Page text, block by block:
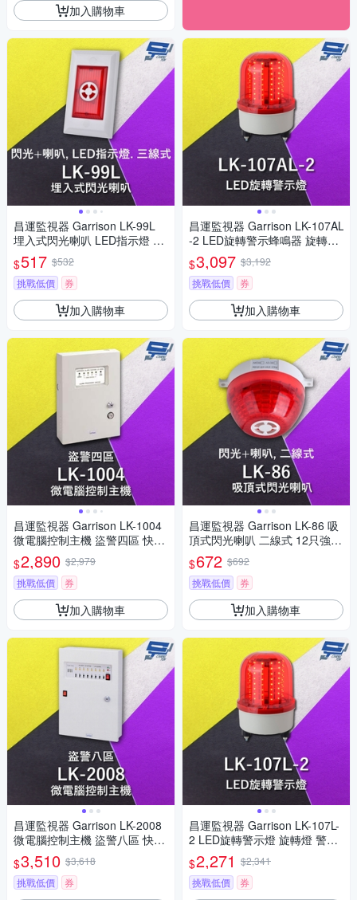
加入購物車
昌運監視器 Garrison LK-99L
埋入式閃光喇叭 LED指示燈 三
線式 4只強光LED 逆接保護
$517 $532
挑戰低價
券
加入購物車
昌運監視器 Garrison LK-1004
微電腦控制主機 盜警四區 快速
偵測及終端電阻防破壞設計
$2,890 $2,979
挑戰低價
券
加入購物車
昌運監視器 Garrison LK-2008
微電腦控制主機 盜警八區 快速
偵測及終端電阻防破壞設計
$3,510 $3,618
挑戰低價
券
昌運監視器 Garrison LK-107AL
-2 LED旋轉警示蜂鳴器 旋轉燈
警示閃光 內含聲音蜂鳴器
$3,097 $3,192
挑戰低價
券
加入購物車
昌運監視器 Garrison LK-86 吸
頂式閃光喇叭 二線式 12只強光
LED 逆接保護
$672 $692
挑戰低價
券
加入購物車
昌運監視器 Garrison LK-107L-
2 LED旋轉警示燈 旋轉燈 警示
閃光
$2,271 $2,341
挑戰低價
券